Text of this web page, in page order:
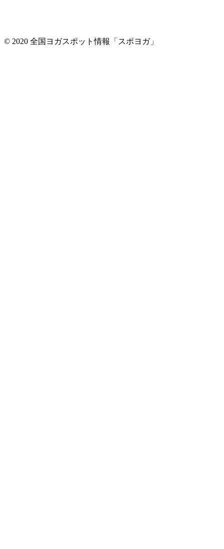
© 2020 全国ヨガスポット情報「スポヨガ」